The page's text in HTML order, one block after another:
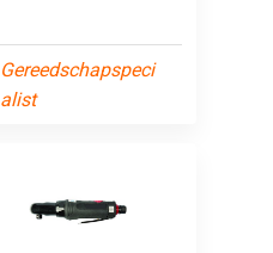
Gereedschapspeci
alist